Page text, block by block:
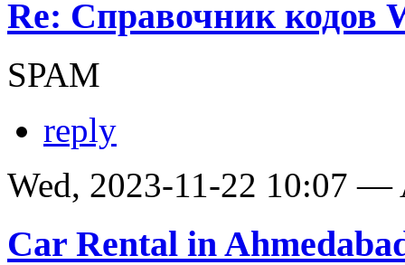
Re: Справочник кодов
SPAM
reply
Wed, 2023-11-22 10:07 —
Car Rental in